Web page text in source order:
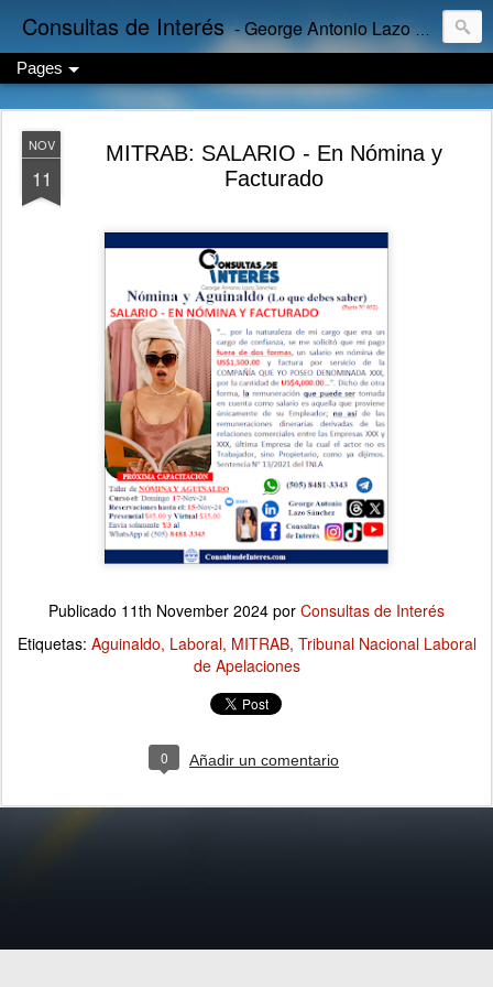
Consultas de Interés - George Antonio Lazo Sánchez
Pages
NOV
11
MITRAB: SALARIO - En Nómina y
Facturado
Publicado 11th November 2024 por Consultas de Interés
Etiquetas: Aguinaldo Laboral MITRAB Tribunal Nacional Laboral
de Apelaciones
0 Añadir un comentario